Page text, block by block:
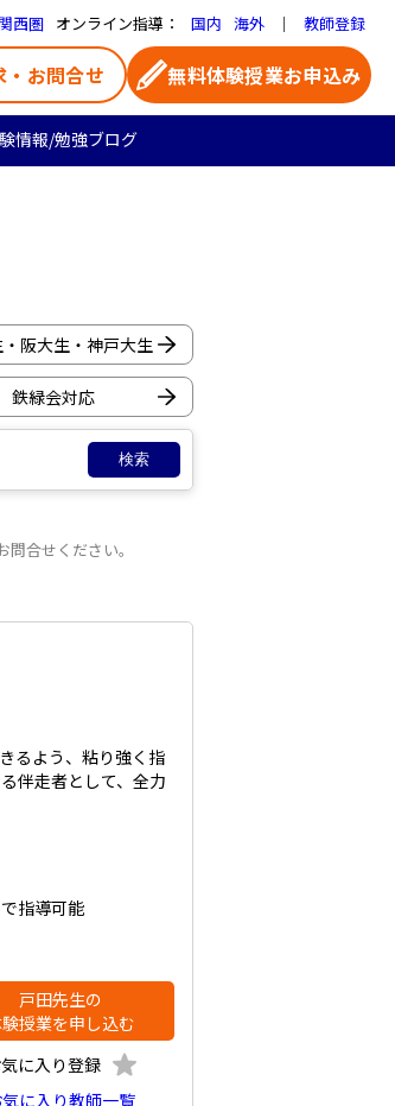
西圏 オンライン指導： 国内 海外 ｜ 教師登録
・お問合せ 無料体験授業お申込み
師
情報/勉強ブログ
阪大生・神戸大生
鉄緑会対応
検索
合せください。
るよう、粘り強く指
伴走者として、全力
指導可能
戸田先生の
授業を申し込む
に入り登録
気に入り教師一覧